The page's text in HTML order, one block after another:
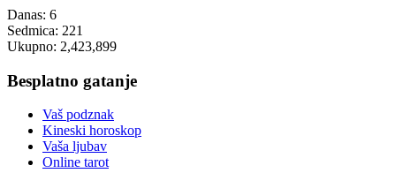
Danas: 6
Sedmica: 221
Ukupno: 2,423,899
Besplatno gatanje
Vaš podznak
Kineski horoskop
Vaša ljubav
Online tarot